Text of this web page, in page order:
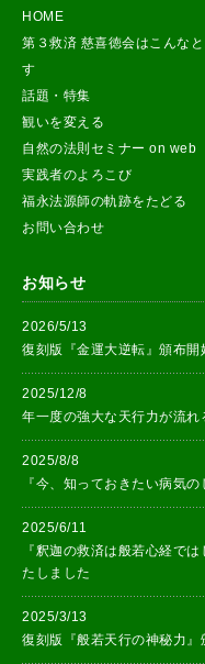
HOME
第３救済 慈喜徳会はこんな
す
話題・特集
観いを変える
自然の法則セミナー on web
実践者のよろこび
福永法源師の軌跡をたどる
お問い合わせ
お知らせ
2026/5/13
復刻版『金運大逆転』頒布開
2025/12/8
年一度の強大な天行力が流れ
2025/8/8
『今、知っておきたい病気
2025/6/11
『釈迦の救済は般若心経で
たしました
2025/3/13
復刻版『般若天行の神秘力』